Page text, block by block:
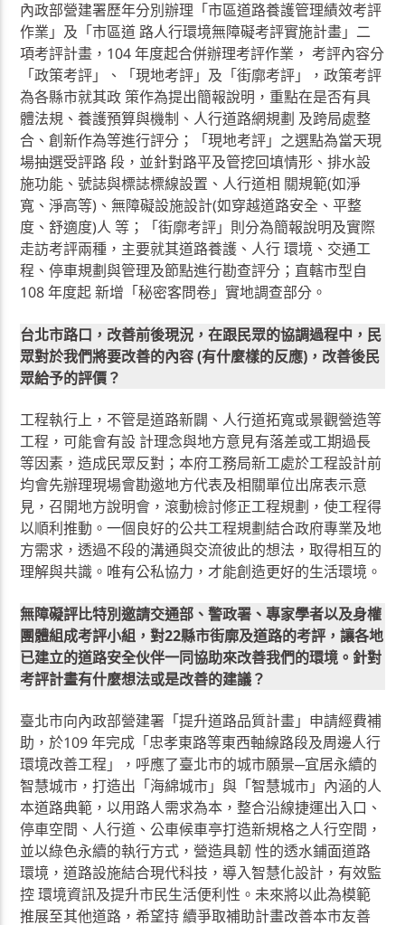
內政部營建署歷年分別辦理「市區道路養護管理績效考評
作業」及「市區道 路人行環境無障礙考評實施計畫」二
項考評計畫，104 年度起合併辦理考評作業， 考評內容分
「政策考評」、「現地考評」及「街廓考評」，政策考評
為各縣市就其政 策作為提出簡報說明，重點在是否有具
體法規、養護預算與機制、人行道路網規劃 及跨局處整
合、創新作為等進行評分；「現地考評」之選點為當天現
場抽選受評路 段，並針對路平及管挖回填情形、排水設
施功能、號誌與標誌標線設置、人行道相 關規範(如淨
寬、淨高等)、無障礙設施設計(如穿越道路安全、平整
度、舒適度)人 等；「街廓考評」則分為簡報說明及實際
走訪考評兩種，主要就其道路養護、人行 環境、交通工
程、停車規劃與管理及節點進行勘查評分；直轄市型自
108 年度起 新增「秘密客問卷」實地調查部分。
台北市路口，改善前後現況，在跟民眾的協調過程中，民
眾對於我們將要改善的內容 (有什麼樣的反應)，改善後民
眾給予的評價？
工程執行上，不管是道路新闢、人行道拓寬或景觀營造等
工程，可能會有設 計理念與地方意見有落差或工期過長
等因素，造成民眾反對；本府工務局新工處於工程設計前
均會先辦理現場會勘邀地方代表及相關單位出席表示意
見，召開地方說明會，滾動檢討修正工程規劃，使工程得
以順利推動。⼀個良好的公共工程規劃結合政府專業及地
方需求，透過不段的溝通與交流彼此的想法，取得相互的
理解與共識。唯有公私協力，才能創造更好的生活環境。
無障礙評比特別邀請交通部、警政署、專家學者以及身權
團體組成考評小組，對22縣市街廓及道路的考評，讓各地
已建立的道路安全伙伴⼀同協助來改善我們的環境。針對
考評計畫有什麼想法或是改善的建議？
臺北市向內政部營建署「提升道路品質計畫」申請經費補
助，於109 年完成「忠孝東路等東西軸線路段及周邊人行
環境改善工程」，呼應了臺北市的城市願景─宜居永續的
智慧城市，打造出「海綿城市」與「智慧城市」內涵的人
本道路典範，以用路人需求為本，整合沿線捷運出入口、
停車空間、人行道、公車候車亭打造新規格之人行空間，
並以綠色永續的執行方式，營造具韌 性的透水鋪面道路
環境，道路設施結合現代科技，導入智慧化設計，有效監
控 環境資訊及提升市民生活便利性。未來將以此為模範
推展至其他道路，希望持 續爭取補助計畫改善本市友善